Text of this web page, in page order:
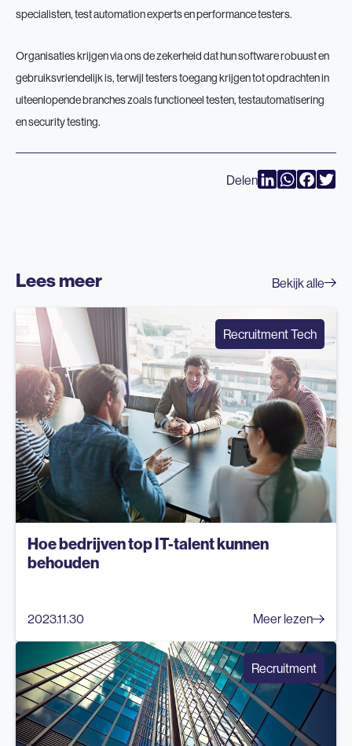
specialisten, test automation experts en performance testers.
Organisaties krijgen via ons de zekerheid dat hun software robuust en
gebruiksvriendelijk is, terwijl testers toegang krijgen tot opdrachten in
uiteenlopende branches zoals functioneel testen, testautomatisering
en security testing.
Delen LinkedInWhatsApp
Lees meer Bekijk alle
Recruitment Tech
Hoe bedrijven top IT-talent kunnen
behouden
2023.11.30 Meer lezen
Recruitment